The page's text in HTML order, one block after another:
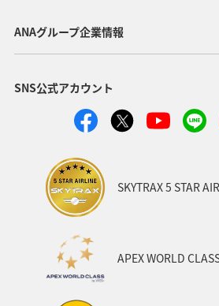
ANAグループ企業情報
SNS公式アカウント
SKYTRAX 5 STAR
APEX WORLD